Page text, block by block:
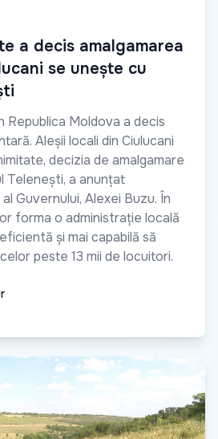
a decis amalgamarea
se unește cu
Republica Moldova a decis
Aleșii locali din Ciulucani
decizia de amalgamare
Telenești, a anunțat
Guvernului, Alexei Buzu. În
forma o administrație locală
și mai capabilă să
peste 13 mii de locuitori.